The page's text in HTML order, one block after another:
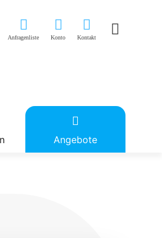
Anfragenliste Konto Kontakt
Angebote